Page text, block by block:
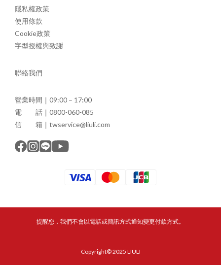
隱私權政策
使用條款
Cookie政策
字型授權與致謝
聯絡我們
營業時間｜09:00 – 17:00
電 話｜0800-060-085
信 箱｜twservice@liuli.com
提醒您，我們不會以電話或簡訊方式通知變更付款方式。
Copyright© 2025 LIULI